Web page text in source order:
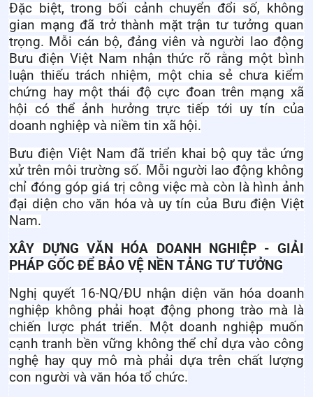
Đặc biệt, trong bối cảnh chuyển đổi số, không
gian mạng đã trở thành mặt trận tư tưởng quan
trọng. Mỗi cán bộ, đảng viên và người lao động
Bưu điện Việt Nam nhận thức rõ rằng một bình
luận thiếu trách nhiệm, một chia sẻ chưa kiểm
chứng hay một thái độ cực đoan trên mạng xã
hội có thể ảnh hưởng trực tiếp tới uy tín của
doanh nghiệp và niềm tin xã hội.
Bưu điện Việt Nam đã triển khai bộ quy tắc ứng
xử trên môi trường số. Mỗi người lao động không
chỉ đóng góp giá trị công việc mà còn là hình ảnh
đại diện cho văn hóa và uy tín của Bưu điện Việt
Nam.
XÂY DỰNG VĂN HÓA DOANH NGHIỆP - GIẢI
PHÁP GỐC ĐỂ BẢO VỆ NỀN TẢNG TƯ TƯỞNG
Nghị quyết 16-NQ/ĐU nhận diện văn hóa doanh
nghiệp không phải hoạt động phong trào mà là
chiến lược phát triển. Một doanh nghiệp muốn
cạnh tranh bền vững không thể chỉ dựa vào công
nghệ hay quy mô mà phải dựa trên chất lượng
con người và văn hóa tổ chức.